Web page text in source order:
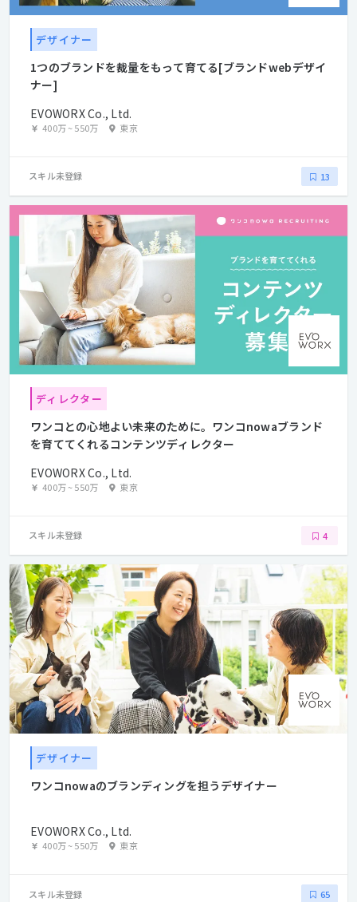
デザイナー
1つのブランドを裁量をもって育てる[ブランドwebデザイ
ナー]
EVOWORX Co., Ltd.
400万~550万 東京
スキル未登録 13
ディレクター
ワンコとの心地よい未来のために。ワンコnowaブランド
を育ててくれるコンテンツディレクター
EVOWORX Co., Ltd.
400万~550万 東京
スキル未登録 4
デザイナー
ワンコnowaのブランディングを担うデザイナー
EVOWORX Co., Ltd.
400万~550万 東京
スキル未登録 65